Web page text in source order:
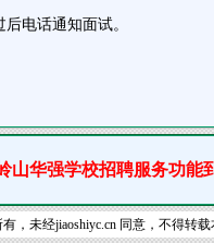
电话通知面试。
山华强学校招聘服务功能
，未经jiaoshiyc.cn 同意，不得转